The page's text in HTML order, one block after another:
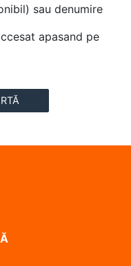
sau denumire
apasand pe